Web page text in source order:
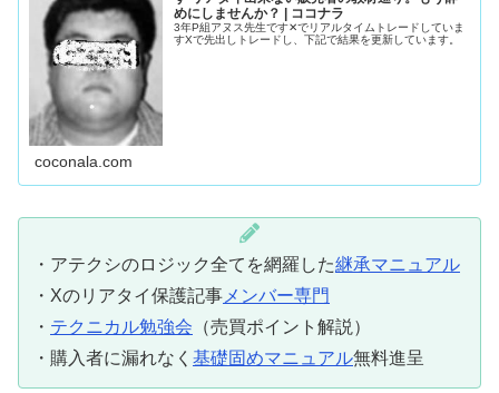
めにしませんか？ | ココナラ
3年P組アヌス先生です✕でリアルタイムトレードしていま
すXで先出しトレードし、下記で結果を更新しています。
coconala.com
・アテクシのロジック全てを網羅した継承マニュアル
・Xのリアタイ保護記事 メンバー専門
・ テクニカル勉強会 （売買ポイント解説）
・購入者に漏れなく 基礎固めマニュアル無料進呈